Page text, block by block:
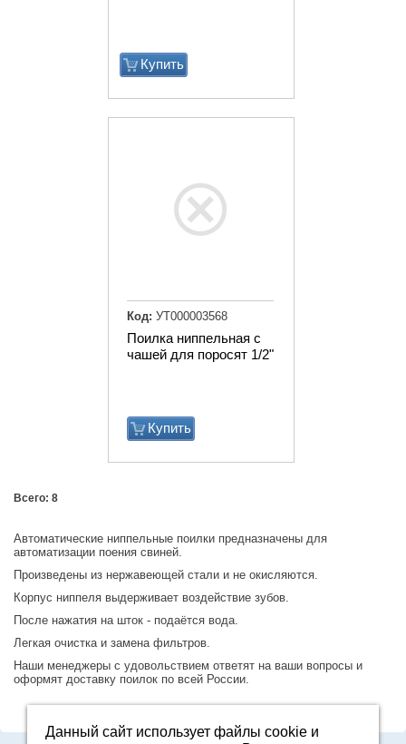
Купить
Поилка ниппельная с
чашей для поросят 1/2"
Купить
Код: УТ000003568
Всего: 8
Автоматические ниппельные поилки предназначены для
автоматизации поения свиней.
Произведены из нержавеющей стали и не окисляются.
Корпус ниппеля выдерживает воздействие зубов.
После нажатия на шток - подаётся вода.
Легкая очистка и замена фильтров.
Наши менеджеры с удовольствием ответят на ваши вопросы и
оформят доставку поилок по всей России.
Данный сайт использует файлы cookie и